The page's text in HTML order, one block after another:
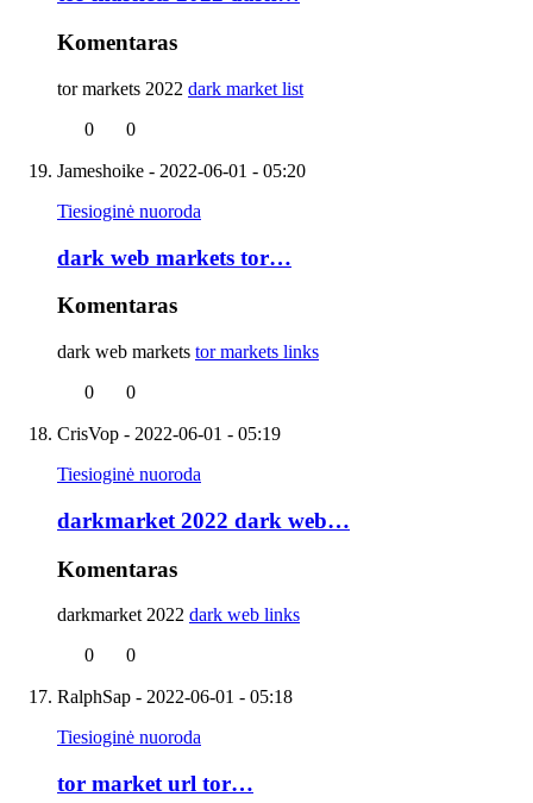
Komentaras
tor markets 2022 dark market list
0
0
Jameshoike - 2022-06-01 - 05:20
Tiesioginė nuoroda
dark web markets tor…
Komentaras
dark web markets tor markets links
0
0
CrisVop - 2022-06-01 - 05:19
Tiesioginė nuoroda
darkmarket 2022 dark web…
Komentaras
darkmarket 2022 dark web links
0
0
RalphSap - 2022-06-01 - 05:18
Tiesioginė nuoroda
tor market url tor…